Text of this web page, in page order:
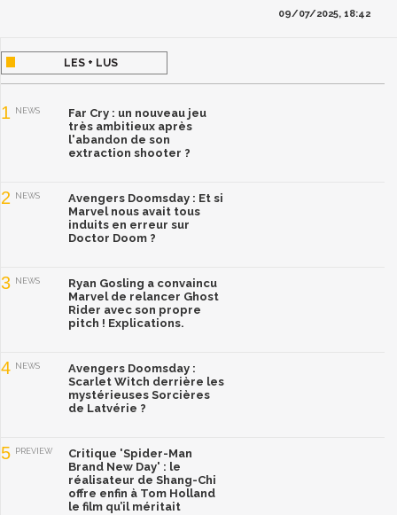
09/07/2025, 18:42
LES + LUS
1 NEWS
Far Cry : un nouveau jeu
très ambitieux après
l'abandon de son
extraction shooter ?
2 NEWS
Avengers Doomsday : Et si
Marvel nous avait tous
induits en erreur sur
Doctor Doom ?
3 NEWS
Ryan Gosling a convaincu
Marvel de relancer Ghost
Rider avec son propre
pitch ! Explications.
4 NEWS
Avengers Doomsday :
Scarlet Witch derrière les
mystérieuses Sorcières
de Latvérie ?
5 PREVIEW
Critique 'Spider-Man
Brand New Day' : le
réalisateur de Shang-Chi
offre enfin à Tom Holland
le film qu’il méritait